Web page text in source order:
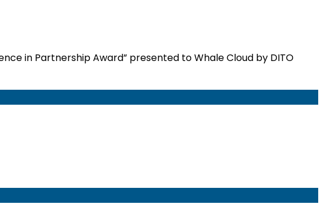
in Partnership Award” presented to Whale Cloud by DITO